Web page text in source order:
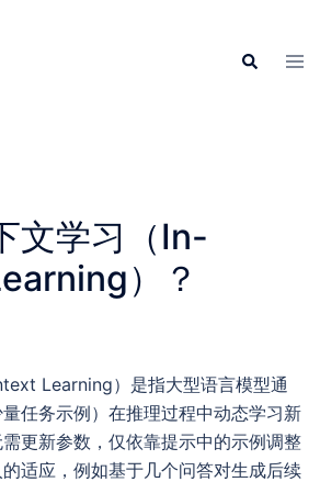
Search
文学习（In-
）？
Learning）是指大型语言模型通
任务示例）在推理过程中动态学习新
更新参数，仅依靠提示中的示例调整
适应，例如基于几个问答对生成后续